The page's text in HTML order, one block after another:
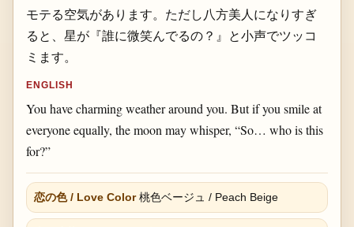
モテる空気があります。ただし八方美人になりすぎ
ると、星が『誰に微笑んでるの？』と小声でツッコ
ミます。
ENGLISH
You have charming weather around you. But if you smile at
everyone equally, the moon may whisper, “So… who is this
for?”
恋の色 / Love Color桃色ベージュ / Peach Beige